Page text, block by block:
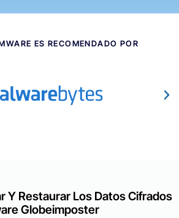
ES RECOMENDADO POR
Y Restaurar Los Datos Cifrados
Globeimposter